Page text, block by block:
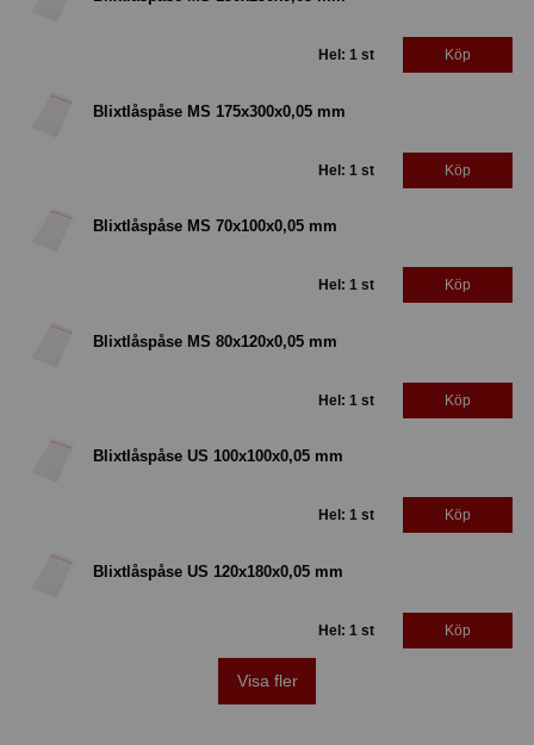
Hel: 1 st Köp
Blixtlåspåse MS 175x300x0,05 mm
Hel: 1 st Köp
Blixtlåspåse MS 70x100x0,05 mm
Hel: 1 st Köp
Blixtlåspåse MS 80x120x0,05 mm
Hel: 1 st Köp
Blixtlåspåse US 100x100x0,05 mm
Hel: 1 st Köp
Blixtlåspåse US 120x180x0,05 mm
Hel: 1 st Köp
Visa fler